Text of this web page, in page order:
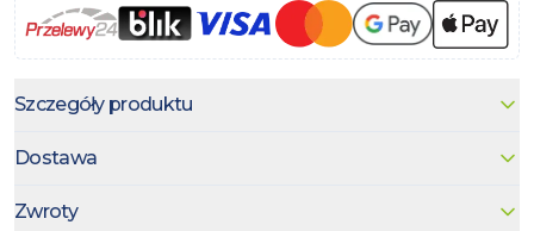
Szczegóły produktu
Dostawa
Zwroty